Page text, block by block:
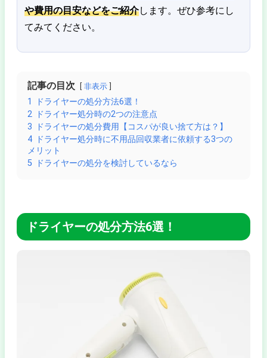
や費用の目安などをご紹介します。ぜひ参考にし
てみてください。
記事の目次 非表示
1
ドライヤーの処分方法6選！
2
ドライヤー処分時の2つの注意点
3
ドライヤーの処分費用【コスパが良い捨て方は？】
4
ドライヤー処分時に不用品回収業者に依頼する3つの
メリット
5
ドライヤーの処分を検討しているなら
ドライヤーの処分方法6選！